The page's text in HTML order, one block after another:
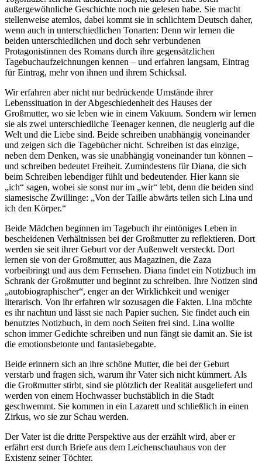
außergewöhnliche Geschichte noch nie gelesen habe. Sie macht
stellenweise atemlos, dabei kommt sie in schlichtem Deutsch daher,
wenn auch in unterschiedlichen Tonarten: Denn wir lernen die
beiden unterschiedlichen und doch sehr verbundenen
Protagonistinnen des Romans durch ihre gegensätzlichen
Tagebuchaufzeichnungen kennen – und erfahren langsam, Eintrag
für Eintrag, mehr von ihnen und ihrem Schicksal.
Wir erfahren aber nicht nur bedrückende Umstände ihrer
Lebenssituation in der Abgeschiedenheit des Hauses der
Großmutter, wo sie leben wie in einem Vakuum. Sondern wir lernen
sie als zwei unterschiedliche Teenager kennen, die neugierig auf die
Welt und die Liebe sind. Beide schreiben unabhängig voneinander
und zeigen sich die Tagebücher nicht. Schreiben ist das einzige,
neben dem Denken, was sie unabhängig voneinander tun können –
und schreiben bedeutet Freiheit. Zumindestens für Diana, die sich
beim Schreiben lebendiger fühlt und bedeutender. Hier kann sie
„ich“ sagen, wobei sie sonst nur im „wir“ lebt, denn die beiden sind
siamesische Zwillinge: „Von der Taille abwärts teilen sich Lina und
ich den Körper.“
Beide Mädchen beginnen im Tagebuch ihr eintöniges Leben in
bescheidenen Verhältnissen bei der Großmutter zu reflektieren. Dort
werden sie seit ihrer Geburt vor der Außenwelt versteckt. Dort
lernen sie von der Großmutter, aus Magazinen, die Zaza
vorbeibringt und aus dem Fernsehen. Diana findet ein Notizbuch im
Schrank der Großmutter und beginnt zu schreiben. Ihre Notizen sind
„autobiographischer“, enger an der Wirklichkeit und weniger
literarisch. Von ihr erfahren wir sozusagen die Fakten. Lina möchte
es ihr nachtun und lässt sie nach Papier suchen. Sie findet auch ein
benutztes Notizbuch, in dem noch Seiten frei sind. Lina wollte
schon immer Gedichte schreiben und nun fängt sie damit an. Sie ist
die emotionsbetonte und fantasiebegabte.
Beide erinnern sich an ihre schöne Mutter, die bei der Geburt
verstarb und fragen sich, warum ihr Vater sich nicht kümmert. Als
die Großmutter stirbt, sind sie plötzlich der Realität ausgeliefert und
werden von einem Hochwasser buchstäblich in die Stadt
geschwemmt. Sie kommen in ein Lazarett und schließlich in einen
Zirkus, wo sie zur Schau werden.
Der Vater ist die dritte Perspektive aus der erzählt wird, aber er
erfährt erst durch Briefe aus dem Leichenschauhaus von der
Existenz seiner Töchter.